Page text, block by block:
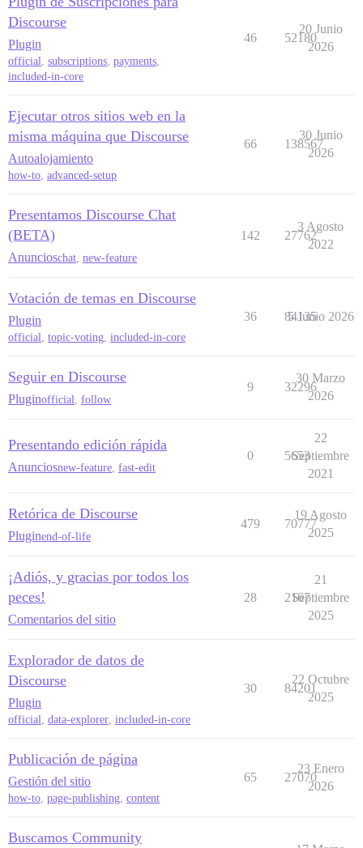
Discourse
Plugin
official, subscriptions, payments,
included-in-core
46 52180
20 Junio
2026
Ejecutar otros sitios web en la
misma máquina que Discourse
Autoalojamiento
how-to, advanced-setup
66 138567
30 Junio
2026
Presentamos Discourse Chat
(BETA)
Anuncioschat new-feature
142 27762
3 Agosto
2022
Votación de temas en Discourse
Plugin
official, topic-voting, included-in-core
36 84135
5 Junio 2026
Seguir en Discourse
Pluginofficial follow
9 32296
30 Marzo
2026
Presentando edición rápida
Anunciosnew-feature fast-edit
0 5653
22
Septiembre
2021
Retórica de Discourse
Pluginend-of-life
479 70777
19 Agosto
2025
¡Adiós, y gracias por todos los
peces!
Comentarios del sitio
28 2167
21
Septiembre
2025
Explorador de datos de
Discourse
Plugin
official, data-explorer, included-in-core
30 84201
22 Octubre
2025
Publicación de página
Gestión del sitio
how-to, page-publishing, content
65 27070
23 Enero
2026
Buscamos Community